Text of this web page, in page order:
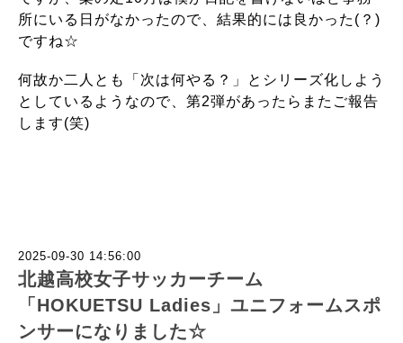
所にいる日がなかったので、結果的には良かった(？)
ですね☆
何故か二人とも「次は何やる？」とシリーズ化しよう
としているようなので、第2弾があったらまたご報告
します(笑)
2025-09-30 14:56:00
北越高校女子サッカーチーム
「HOKUETSU Ladies」ユニフォームスポ
ンサーになりました☆